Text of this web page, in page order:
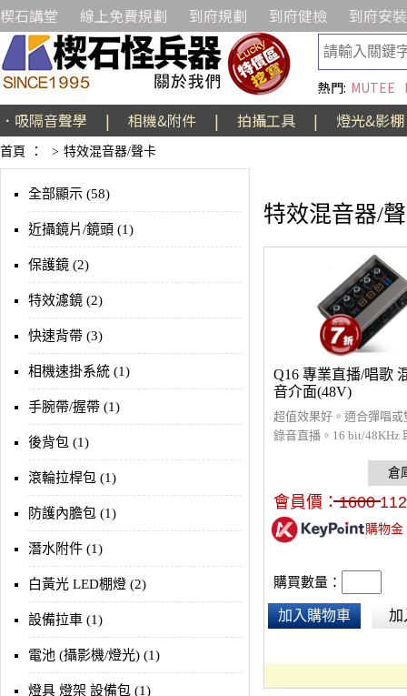
楔石講堂 線上免費規劃 到府規劃 到府健檢 到府安裝
熱門: MUTEE
．吸隔音聲學 | 相機&附件 | 拍攝工具 | 燈光&影棚
首頁 ： > 特效混音器/聲卡
全部顯示 (58)
近攝鏡片/鏡頭 (1)
保護鏡 (2)
特效濾鏡 (2)
快速背帶 (3)
相機速掛系統 (1)
手腕帶/握帶 (1)
後背包 (1)
滾輪拉桿包 (1)
防護內膽包 (1)
潛水附件 (1)
白黃光 LED棚燈 (2)
設備拉車 (1)
電池 (攝影機/燈光) (1)
燈具 燈架 設備包 (1)
特效混音器/
Q16 專業直播/唱歌
音介面(48V)
超值效果好。適合彈唱或
錄音直播。16 bit/48KHz
切成吉他樂器輸入，可
用高品質電容麥克風。具
果。一耳機監聽孔，可用
手機或電腦。2組輸出。
會員價：1600
購物金
購買數量：
加入購物車 加